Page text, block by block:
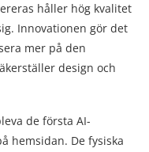
håller hög kvalitet
Innovationen gör det
mer på den
design och
de första AI-
hemsidan. De fysiska